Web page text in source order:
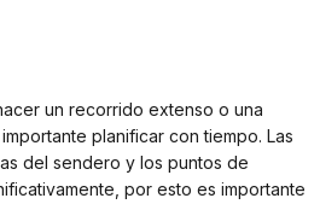
un recorrido extenso o una
planificar con tiempo. Las
del sendero y los puntos de
por esto es importante